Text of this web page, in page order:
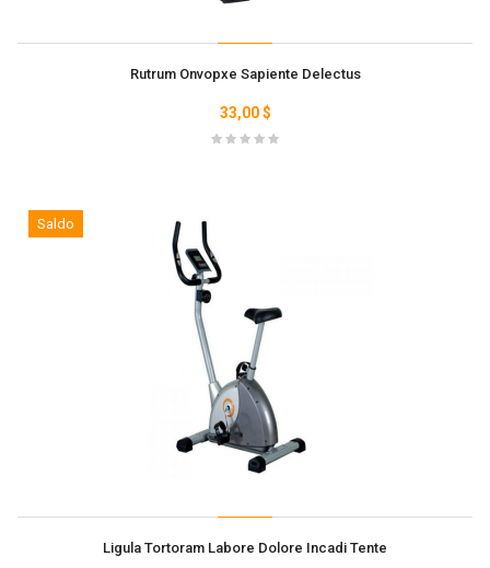
Rutrum Onvopxe Sapiente Delectus
33,00 $
Saldo
Ligula Tortoram Labore Dolore Incadi Tente